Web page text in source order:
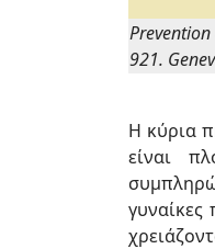
921.
Η κύρια
είναι